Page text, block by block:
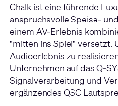
Chalk ist eine führende
anspruchsvolle Speise-
einem AV-Erlebnis
"mitten ins Spiel" versetzt.
Audioerlebnis zu
Unternehmen auf das Q-
Signalverarbeitung und
ergänzendes QSC